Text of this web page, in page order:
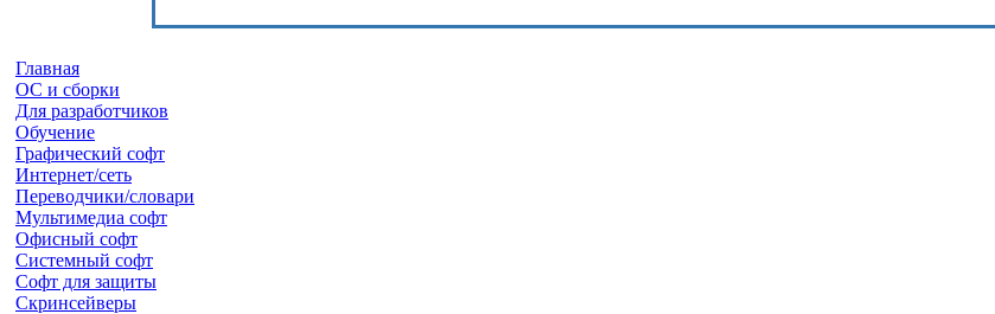
Главная
ОС и сборки
Для разработчиков
Обучение
Графический софт
Интернет/сеть
Переводчики/словари
Мультимедиа софт
Офисный софт
Системный софт
Софт для защиты
Скринсейверы